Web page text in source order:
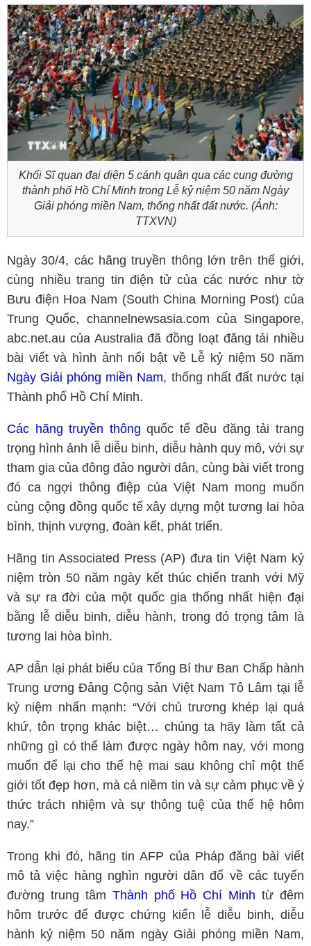
Khối Sĩ quan đại diện 5 cánh quân qua các cung đường
thành phố Hồ Chí Minh trong Lễ kỷ niệm 50 năm Ngày
Giải phóng miền Nam, thống nhất đất nước. (Ảnh:
TTXVN)
Ngày 30/4, các hãng truyền thông lớn trên thế giới,
cùng nhiều trang tin điện tử của các nước như tờ
Bưu điện Hoa Nam (South China Morning Post) của
Trung Quốc, channelnewsasia.com của Singapore,
abc.net.au của Australia đã đồng loạt đăng tải nhiều
bài viết và hình ảnh nổi bật về Lễ kỷ niệm 50 năm
Ngày Giải phóng miền Nam, thống nhất đất nước tại
Thành phố Hồ Chí Minh.
Các hãng truyền thông quốc tế đều đăng tải trang
trọng hình ảnh lễ diễu binh, diễu hành quy mô, với sự
tham gia của đông đảo người dân, cùng bài viết trong
đó ca ngợi thông điệp của Việt Nam mong muốn
cùng cộng đồng quốc tế xây dựng một tương lai hòa
bình, thịnh vượng, đoàn kết, phát triển.
Hãng tin Associated Press (AP) đưa tin Việt Nam kỷ
niệm tròn 50 năm ngày kết thúc chiến tranh với Mỹ
và sự ra đời của một quốc gia thống nhất hiện đại
bằng lễ diễu binh, diễu hành, trong đó trọng tâm là
tương lai hòa bình.
AP dẫn lại phát biểu của Tổng Bí thư Ban Chấp hành
Trung ương Đảng Cộng sản Việt Nam Tô Lâm tại lễ
kỷ niệm nhấn mạnh: “Với chủ trương khép lại quá
khứ, tôn trọng khác biệt… chúng ta hãy làm tất cả
những gì có thể làm được ngày hôm nay, với mong
muốn để lại cho thế hệ mai sau không chỉ một thế
giới tốt đẹp hơn, mà cả niềm tin và sự cảm phục về ý
thức trách nhiệm và sự thông tuệ của thế hệ hôm
nay.”
Trong khi đó, hãng tin AFP của Pháp đăng bài viết
mô tả việc hàng nghìn người dân đổ về các tuyến
đường trung tâm Thành phố Hồ Chí Minh từ đêm
hôm trước để được chứng kiến lễ diễu binh, diễu
hành kỷ niệm 50 năm ngày Giải phóng miền Nam,